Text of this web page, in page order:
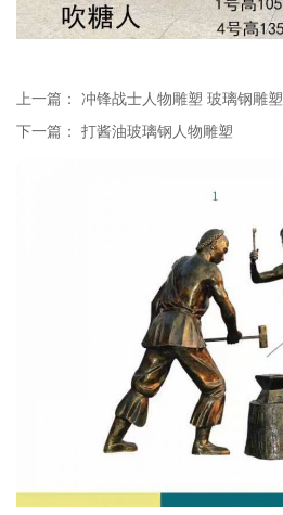
上一篇： 冲锋战士人物雕塑 玻璃钢雕塑
下一篇： 打酱油玻璃钢人物雕塑